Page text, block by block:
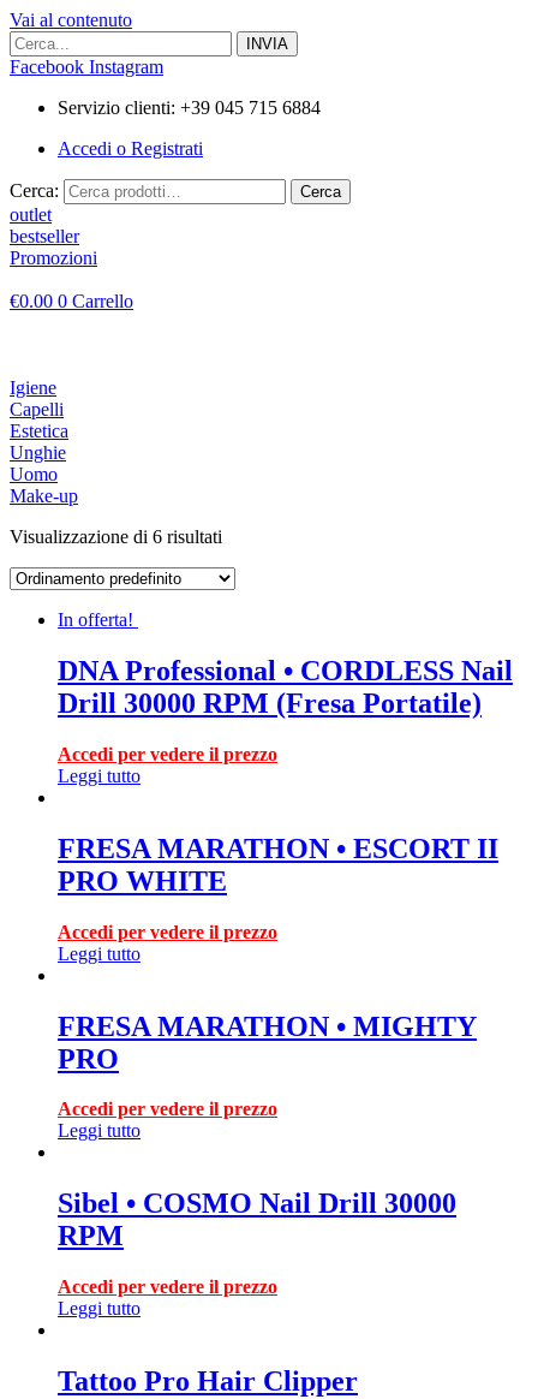
Vai al contenuto
Facebook Instagram
Servizio clienti: +39 045 715 6884
Accedi o Registrati
Cerca: Cerca
outlet
bestseller
Promozioni
€0.00 0 Carrello
Igiene
Capelli
Estetica
Unghie
Uomo
Make-up
Visualizzazione di 6 risultati
In offerta!
DNA Professional • CORDLESS Nail
Drill 30000 RPM (Fresa Portatile)
Accedi per vedere il prezzo
Leggi tutto
FRESA MARATHON • ESCORT II
PRO WHITE
Accedi per vedere il prezzo
Leggi tutto
FRESA MARATHON • MIGHTY
PRO
Accedi per vedere il prezzo
Leggi tutto
Sibel • COSMO Nail Drill 30000
RPM
Accedi per vedere il prezzo
Leggi tutto
Tattoo Pro Hair Clipper